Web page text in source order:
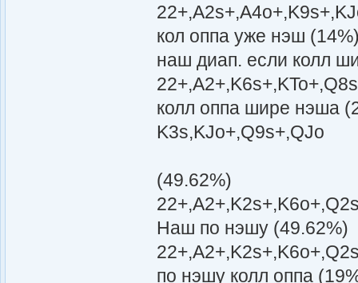
кол оппа уже нэш
наш диап. если колл
колл оппа шире нэша
K3s,KJo+,Q9s+,QJo
(49.62%)
Наш по нэшу (49.62%)
по нэшу колл оппа